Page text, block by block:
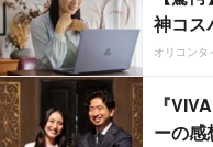
神コス
オリコンタ
『
ーの感